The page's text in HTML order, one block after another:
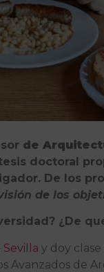
de
doctoral
De los
de los
¿De
y doy
Avanzados de